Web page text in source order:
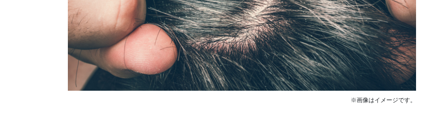
※画像はイメージです。